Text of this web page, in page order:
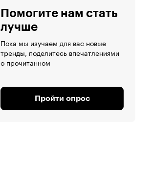
Помогите нам стать
лучше
Пока мы изучаем для вас новые
тренды, поделитесь впечатлениями
о прочитанном
Пройти опрос